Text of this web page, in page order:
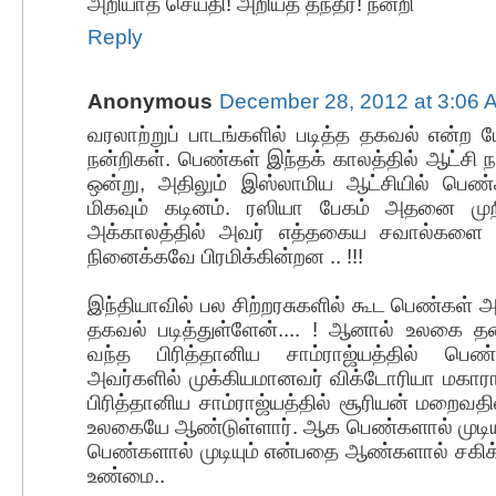
Reply
Anonymous December 28, 2012 at 3:06
வரலாற்றுப் பாடங்களில் படித்த தகவல் என்ற
நன்றிகள். பெண்கள் இந்தக் காலத்தில் ஆட்சி
ஒன்று, அதிலும் இஸ்லாமிய ஆட்சியில்
மிகவும் கடினம். ரஸியா பேகம் அதனை
அக்காலத்தில் அவர் எத்தகைய சவால்களை
நினைக்கவே பிரமிக்கின்றன .. !!!
இந்தியாவில் பல சிற்றரசுகளில் கூட
தகவல் படித்துள்ளேன்.... ! ஆனால் உலகை
வந்த பிரித்தானிய சாம்ராஜ்யத்தில்
அவர்களில் முக்கியமானவர் விக்டோரியா
பிரித்தானிய சாம்ராஜ்யத்தில் சூரியன்
உலகையே ஆண்டுள்ளார். ஆக பெண்களால்
பெண்களால் முடியும் என்பதை ஆண்களால்
உண்மை..